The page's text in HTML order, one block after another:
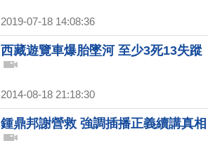
2019-07-18 14:08:36
西藏遊覽車爆胎墜河 至少3死13失蹤
2014-08-18 21:18:30
鍾鼎邦謝營救 強調插播正義續講真相